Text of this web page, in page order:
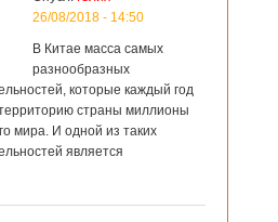
26/08/2018 - 14:50
В Китае масса самых
разнообразных
которые каждый год
страны миллионы
мира. И одной из таких
является